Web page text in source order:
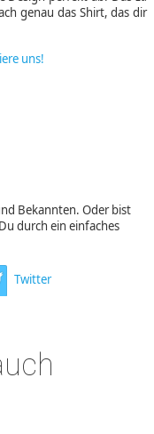
genau das Shirt, das dir
uns!
Bekannten. Oder bist
durch ein einfaches
Twitter